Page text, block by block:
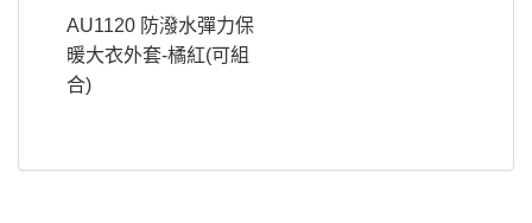
AU1120 防潑水彈力保
暖大衣外套-橘紅(可組
合)